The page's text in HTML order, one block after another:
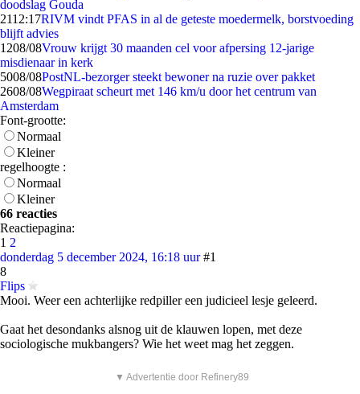
doodslag Gouda
2112:17RIVM vindt PFAS in al de geteste moedermelk, borstvoeding
blijft advies
1208/08Vrouw krijgt 30 maanden cel voor afpersing 12-jarige
misdienaar in kerk
5008/08PostNL-bezorger steekt bewoner na ruzie over pakket
2608/08Wegpiraat scheurt met 146 km/u door het centrum van
Amsterdam
Font-grootte:
Normaal
Kleiner
regelhoogte :
Normaal
Kleiner
66 reacties
Reactiepagina:
1 2
donderdag 5 december 2024, 16:18 uur #1
8
Flips
Mooi. Weer een achterlijke redpiller een judicieel lesje geleerd.
Gaat het desondanks alsnog uit de klauwen lopen, met deze
sociologische mukbangers? Wie het weet mag het zeggen.
▼ Advertentie door Refinery89